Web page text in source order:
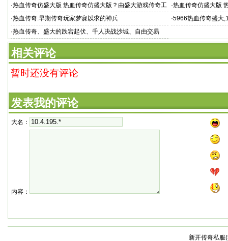
·热血传奇仿盛大版 热血传奇仿盛大版？由盛大游戏传奇工
作室研发、腾讯代
·热血传奇仿盛大版
正式推出《热血传
·热血传奇:早期传奇玩家梦寐以求的神兵 ·5966热血传奇盛大
·热血传奇、盛大的跌宕起伏、千人决战沙城、自由交易
相关评论
暂时还没有评论
发表我的评论
大名：
内容：
新开传奇私服(